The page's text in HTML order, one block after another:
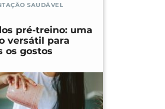
SAUDÁVEL
pré-treino: uma
versátil para
os gostos